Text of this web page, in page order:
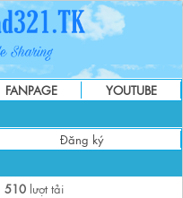
FANPAGE
YOUTUBE
Đăng ký
510 lượt tải